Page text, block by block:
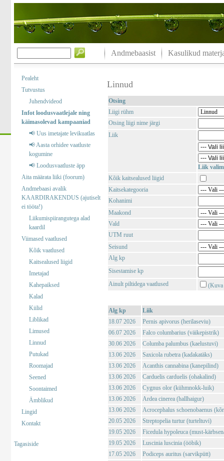
Andmebaasist Kasulikud
Pealeht
Tutvustus
Juhendvideod
Infot loodusvaatlejale ning
käimasolevad kampaaniad
📢 Uus imetajate levikuatlas
📢 Aasta orhidee vaatluste
kogumine
📢 Loodusvaatluste äpp
Aita määrata liiki (foorum)
Andmebaasi avalik
KAARDIRAKENDUS (ajutiselt
ei tööta!)
Liikumispiirangutega alad
kaardil
Viimased vaatlused
Kõik vaatlused
Kaitsealused liigid
Imetajad
Kahepaiksed
Kalad
Kiilid
Liblikad
Limused
Linnud
Putukad
Roomajad
Seened
Soontaimed
Ämblikud
Lingid
Kontakt
Tagasiside
Linnud
Otsing
Liigi rühm
Otsing liigi nime järgi
Liik
Liik
Kõik kaitsealused liigid
Kaitsekategooria
Kohanimi
Maakond
Vald
UTM ruut
Seisund
Alg kp
Sisestamise kp
Ainult piltidega vaatlused
(Kuva
Alg kp
Liik
18.07 2026
Pernis apivorus (herilaseviu)
06.07 2026
Falco columbarius (väikepistrik)
30.06 2026
Columba palumbus (kaelustuvi)
13.06 2026
Saxicola rubetra (kadakatäks)
13.06 2026
Acanthis cannabina (kanepilind)
13.06 2026
Carduelis carduelis (ohakalind)
13.06 2026
Cygnus olor (kühmnokk-luik)
13.06 2026
Ardea cinerea (hallhaigur)
13.06 2026
Acrocephalus schoenobaenus
20.05 2026
Streptopelia turtur (turteltuvi)
19.05 2026
Ficedula hypoleuca (must-
19.05 2026
Luscinia luscinia (ööbik)
17.05 2026
Podiceps auritus (sarvikpütt)